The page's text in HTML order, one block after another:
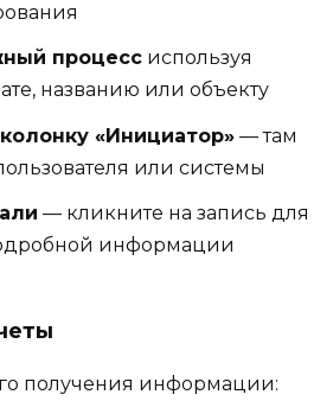
процесс используя
названию или объекту
«Инициатор» — там
или системы
— кликните на запись для
информации
получения информации: